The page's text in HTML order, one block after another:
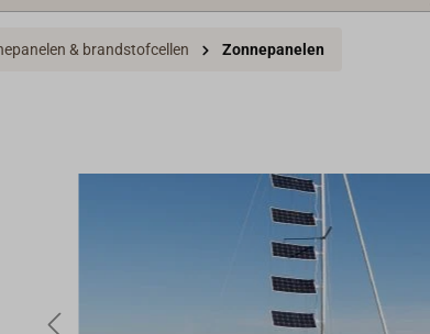
& brandstofcellen Zonnepanelen